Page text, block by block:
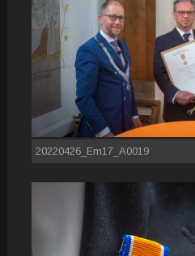
20220426_Em17_A0019